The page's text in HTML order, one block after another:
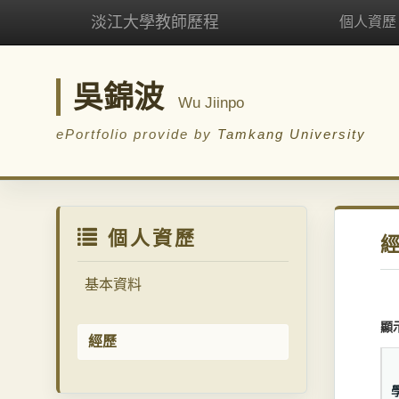
淡江大學教師歷程 個人資歷
吳錦波 Wu Jiinpo
ePortfolio provide by Tamkang University
個人資歷
基本資料
經歷
顯